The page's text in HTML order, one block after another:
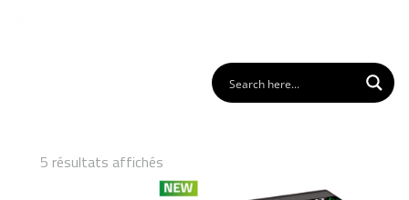
5 résultats affichés